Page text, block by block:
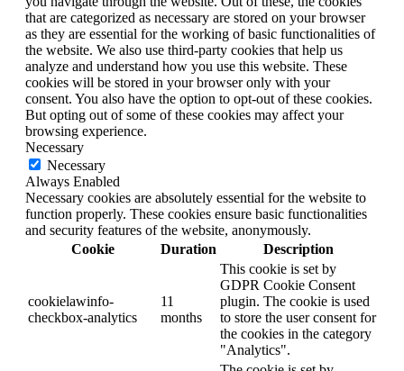
that are categorized as necessary are stored on your browser
as they are essential for the working of basic functionalities of
the website. We also use third-party cookies that help us
analyze and understand how you use this website. These
cookies will be stored in your browser only with your
consent. You also have the option to opt-out of these cookies.
But opting out of some of these cookies may affect your
browsing experience.
Necessary
Necessary
Always Enabled
Necessary cookies are absolutely essential for the website to
function properly. These cookies ensure basic functionalities
and security features of the website, anonymously.
Cookie
Duration Description
cookielawinfo-
checkbox-analytics
11
months
This cookie is set by
GDPR Cookie Consent
plugin. The cookie is used
to store the user consent for
the cookies in the category
"Analytics".